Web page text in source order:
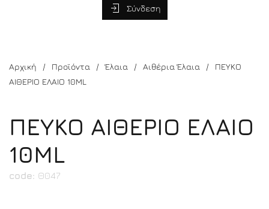
Σύνδεση
Αρχική Προϊόντα Έλαια Αιθέρια Έλαια
ΠΕΥΚΟ
ΑΙΘΕΡΙΟ ΕΛΑΙΟ 10ML
ΠΕΥΚΟ ΑΙΘΕΡΙΟ ΕΛΑΙΟ
10ML
code: Θ047